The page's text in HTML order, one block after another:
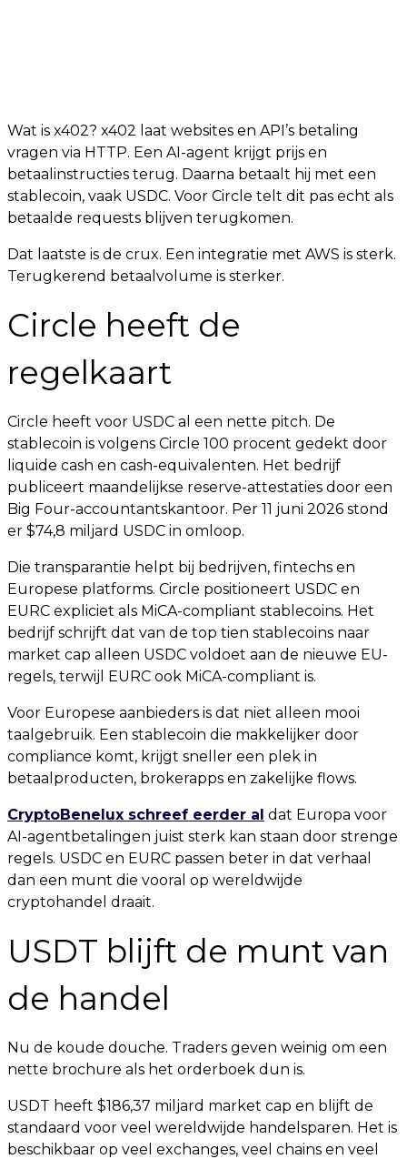
Wat is x402? x402 laat websites en API’s betaling
vragen via HTTP. Een AI-agent krijgt prijs en
betaalinstructies terug. Daarna betaalt hij met een
stablecoin, vaak USDC. Voor Circle telt dit pas echt als
betaalde requests blijven terugkomen.
Dat laatste is de crux. Een integratie met AWS is sterk.
Terugkerend betaalvolume is sterker.
Circle heeft de
regelkaart
Circle heeft voor USDC al een nette pitch. De
stablecoin is volgens Circle 100 procent gedekt door
liquide cash en cash-equivalenten. Het bedrijf
publiceert maandelijkse reserve-attestaties door een
Big Four-accountantskantoor. Per 11 juni 2026 stond
er $74,8 miljard USDC in omloop.
Die transparantie helpt bij bedrijven, fintechs en
Europese platforms. Circle positioneert USDC en
EURC expliciet als MiCA-compliant stablecoins. Het
bedrijf schrijft dat van de top tien stablecoins naar
market cap alleen USDC voldoet aan de nieuwe EU-
regels, terwijl EURC ook MiCA-compliant is.
Voor Europese aanbieders is dat niet alleen mooi
taalgebruik. Een stablecoin die makkelijker door
compliance komt, krijgt sneller een plek in
betaalproducten, brokerapps en zakelijke flows.
CryptoBenelux schreef eerder al dat Europa voor
AI-agentbetalingen juist sterk kan staan door strenge
regels. USDC en EURC passen beter in dat verhaal
dan een munt die vooral op wereldwijde
cryptohandel draait.
USDT blijft de munt van
de handel
Nu de koude douche. Traders geven weinig om een
nette brochure als het orderboek dun is.
USDT heeft $186,37 miljard market cap en blijft de
standaard voor veel wereldwijde handelsparen. Het is
beschikbaar op veel exchanges, veel chains en veel